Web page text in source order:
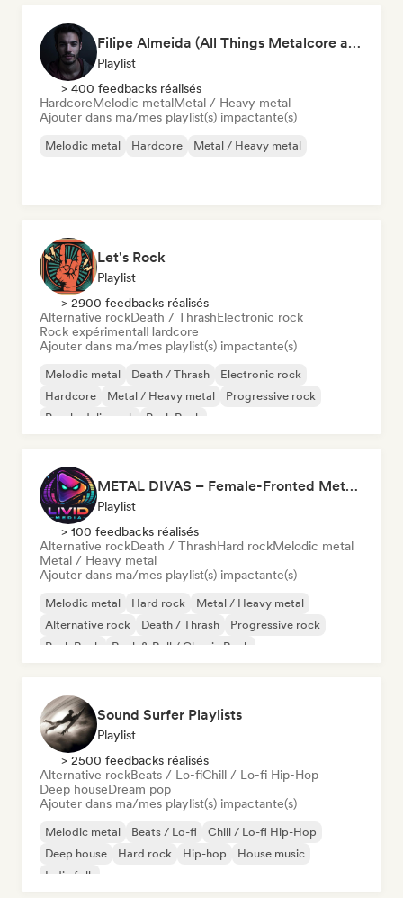
Filipe Almeida (All Things Metalcore and Metalcore Instrumentals)
Playlist
> 400 feedbacks réalisés
HardcoreMelodic metalMetal / Heavy metal
Ajouter dans ma/mes playlist(s) impactante(s)
Melodic metal Hardcore Metal / Heavy metal
Let's Rock
Playlist
> 2900 feedbacks réalisés
Alternative rockDeath / ThrashElectronic rock
Rock expérimentalHardcore
Ajouter dans ma/mes playlist(s) impactante(s)
Melodic metal Death / Thrash
Electronic rock
Hardcore
Metal / Heavy metal
Progressive rock
Psychedelic rock
Punk Rock
METAL DIVAS – Female-Fronted Metal & Hard Rock (by Livid Media)
Playlist
> 100 feedbacks réalisés
Alternative rockDeath / ThrashHard rockMelodic metal
Metal / Heavy metal
Ajouter dans ma/mes playlist(s) impactante(s)
Melodic metal Hard rock
Metal / Heavy metal
Alternative rock
Death / Thrash
Progressive rock
Punk Rock
Rock & Roll / Classic Rock
Sound Surfer Playlists
Playlist
> 2500 feedbacks réalisés
Alternative rockBeats / Lo-fiChill / Lo-fi Hip-Hop
Deep houseDream pop
Ajouter dans ma/mes playlist(s) impactante(s)
Melodic metal Beats / Lo-fi
Chill / Lo-fi Hip-Hop
Deep house
Hard rock Hip-hop
House music
Indie folk